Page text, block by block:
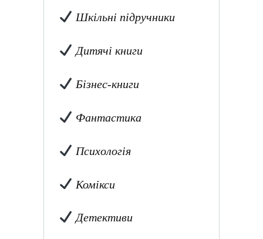
Шкільні підручники
Дитячі книги
Бізнес-книги
Фантастика
Психологія
Комікси
Детективи